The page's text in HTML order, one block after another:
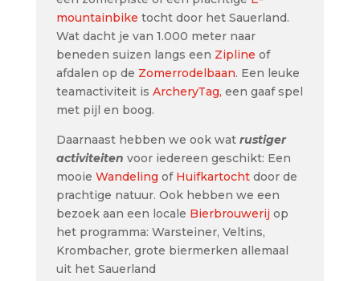
mountainbike tocht door het Sauerland.
Wat dacht je van 1.000 meter naar
beneden suizen langs een Zipline of
afdalen op de Zomerrodelbaan. Een leuke
teamactiviteit is ArcheryTag, een gaaf spel
met pijl en boog.
Daarnaast hebben we ook wat rustiger
activiteiten voor iedereen geschikt: Een
mooie Wandeling of Huifkartochtdoor de
prachtige natuur. Ook hebben we een
bezoek aan een locale Bierbrouwerij op
het programma: Warsteiner, Veltins,
Krombacher, grote biermerken allemaal
uit het Sauerland